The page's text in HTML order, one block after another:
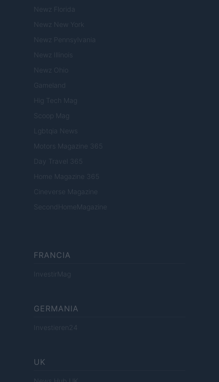
Newz Florida
Newz New York
Newz Pennsylvania
Newz Illinois
Newz Ohio
Gameland
Hig Tech Mag
Scoop Mag
Lgbtqia News
Motors Magazine 365
Day Travel 365
Home Magazine 365
Cineverse Magazine
SecondHomeMagazine
FRANCIA
InvestirMag
GERMANIA
Investieren24
UK